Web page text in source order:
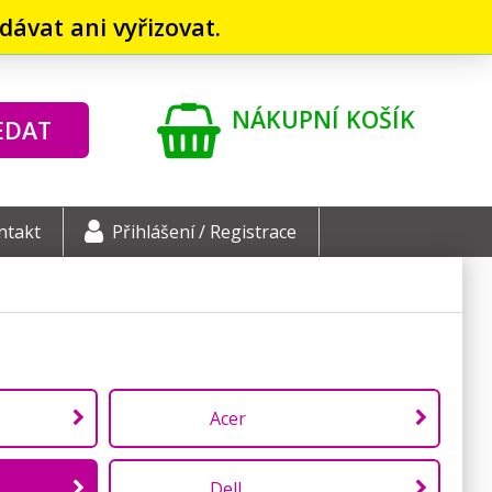
ani vyřizovat.
NÁKUPNÍ KOŠÍK
Přihlášení / Registrace
Acer